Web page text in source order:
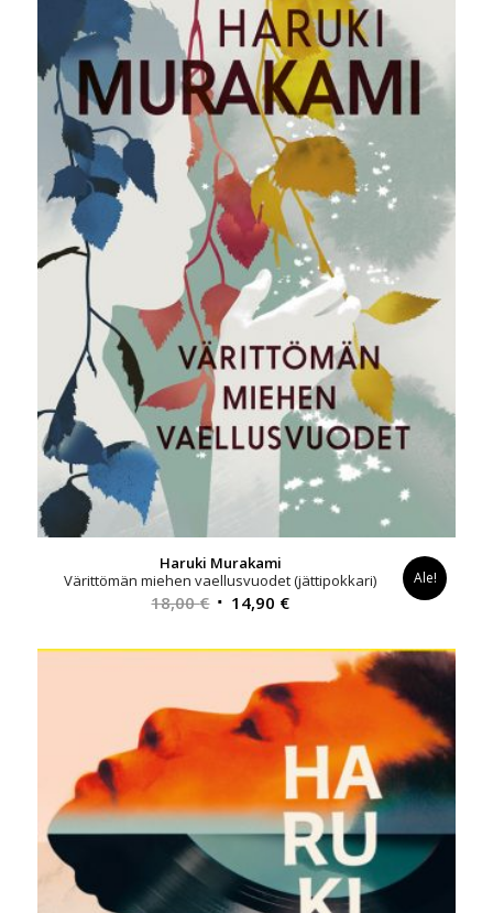
Haruki Murakami
Värittömän miehen vaellusvuodet (jättipokkari)
18,00€ Alkuperäinen
oli:
18,00 €.
14,90 €Nykyinen
on:
14,90 €.
Ale!